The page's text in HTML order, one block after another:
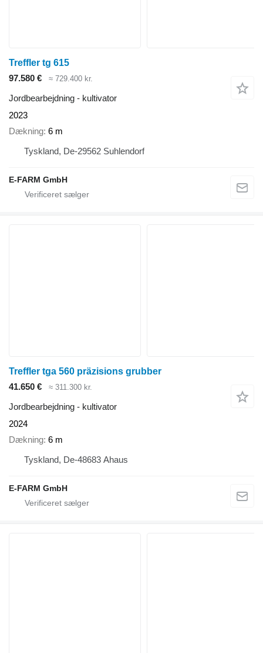
Treffler tg 615
97.580 €
≈ 729.400 kr.
Jordbearbejdning - kultivator
2023
Dækning 6 m
Tyskland, De-29562 Suhlendorf
E-FARM GmbH
Treffler tga 560 präzisions grubber
41.650 €
≈ 311.300 kr.
Jordbearbejdning - kultivator
2024
Dækning 6 m
Tyskland, De-48683 Ahaus
E-FARM GmbH